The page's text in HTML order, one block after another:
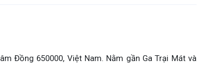
Đồng 650000, Việt Nam. Nằm gần Ga Trại Mát và